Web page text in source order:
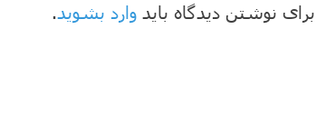
برای نوشتن دیدگاه باید وارد بشوید.